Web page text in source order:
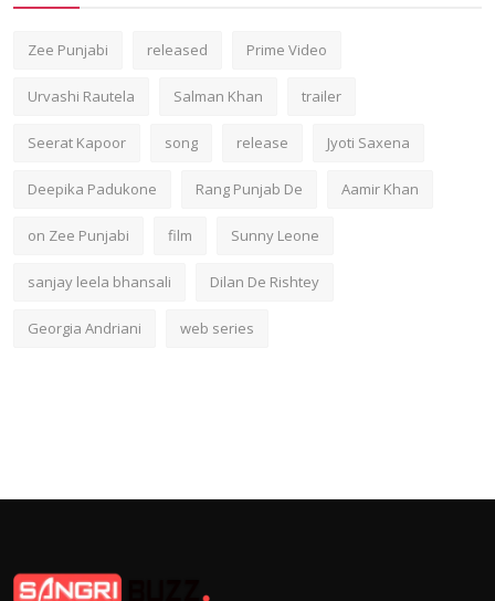
Zee Punjabi released Prime Video
Urvashi Rautela Salman Khan trailer
Seerat Kapoor song release Jyoti Saxena
Deepika Padukone Rang Punjab De Aamir Khan
on Zee Punjabi film Sunny Leone
sanjay leela bhansali Dilan De Rishtey
Georgia Andriani web series